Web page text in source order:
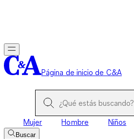
Página de inicio de C&A
Mujer Hombre Niños
Buscar